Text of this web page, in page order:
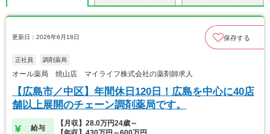
更新日：2026年6月18日 保存する
正社員 調剤薬局
オール薬局 焼山店 マイライフ株式会社の薬剤師求人
【広島市／中区】年間休日120日！広島を中心に40店
舗以上展開のチェーン調剤薬局です。
給与
【月収】28.0万円24歳～